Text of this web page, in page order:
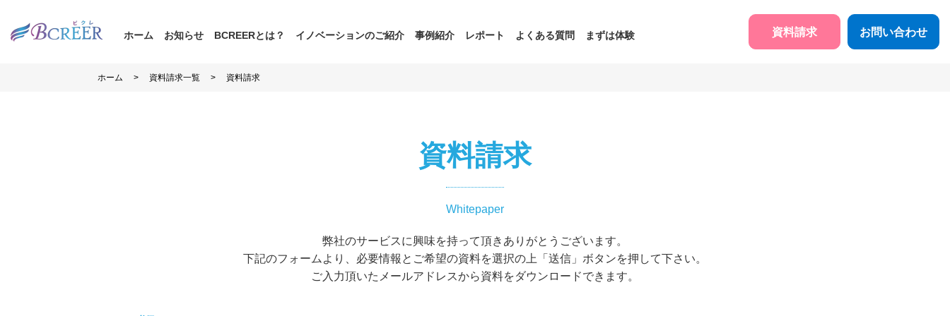
ホーム お知らせ BCREERとは？ イノベーションのご紹介 事例紹介 レポート よくある質問 まずは体験 資料請求 お問い合わせ
ホーム > 資料請求一覧 > 資料請求
資料請求
Whitepaper
弊社のサービスに興味を持って頂きありがとうございます。
下記のフォームより、必要情報とご希望の資料を選択の上「送信」ボタンを押して下さい。
ご入力頂いたメールアドレスから資料をダウンロードできます。